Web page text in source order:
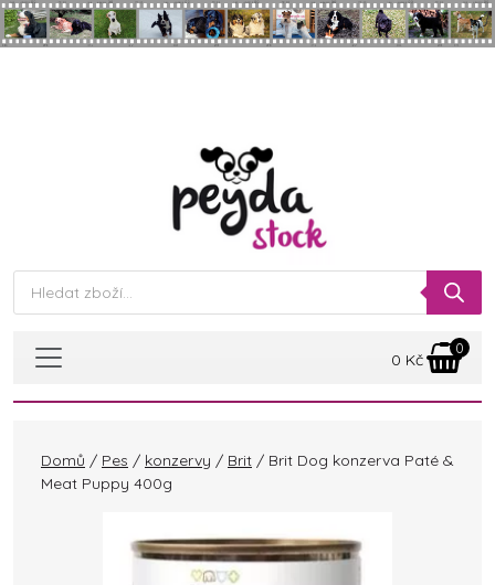
Skip to main content
Products
search
0 Kč
0
Domů / Pes / konzervy / Brit / Brit Dog konzerva Paté &
Meat Puppy 400g